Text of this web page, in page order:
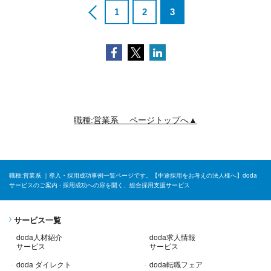
1 2 3
Facebook
TwitterLinkedIn
職種:営業系 ページトップへ▲
職種:営業系 ｜導入・採用成功事例一覧ページです。【中途採用をお考えの法人様へ】doda
サービスのご案内 - 採用成功への扉を開く、総合採用支援サービス
サービス一覧
doda人材紹介
サービス
doda求人情報
サービス
doda ダイレクト
doda転職フェア